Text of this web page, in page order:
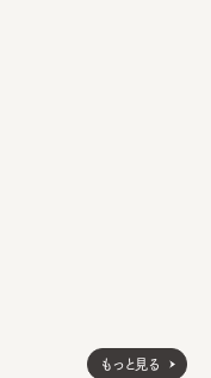
・ボルサリーノ）によ
ルト帽の芸術的職人だけ
ーノの歴史が始まる。1
もっと見る